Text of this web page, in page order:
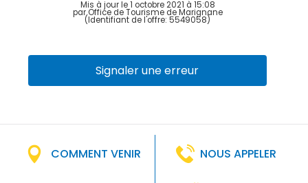
Mis à jour le 1 octobre 2021 à 15:08
par Office de Tourisme de Marignane
(Identifiant de l'offre: 5549058)
Signaler une erreur
COMMENT VENIR NOUS APPELER